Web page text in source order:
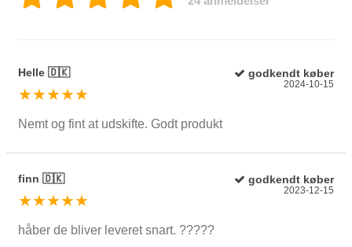
Helle 🇩🇰 godkendt køber
★★★★★
2024-10-15
Nemt og fint at udskifte. Godt produkt
finn 🇩🇰 godkendt køber
★★★★★
2023-12-15
håber de bliver leveret snart. ?????